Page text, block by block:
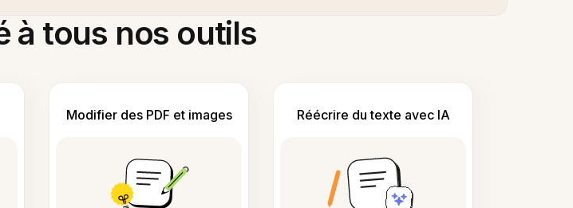
à tous nos outils
Modifier des PDF et images Réécrire du texte avec IA